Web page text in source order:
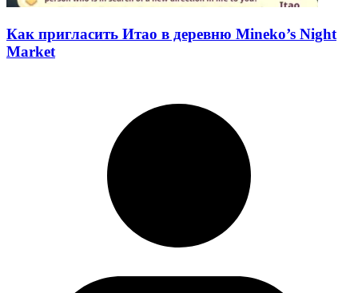
Как пригласить Итао в деревню Mineko’s Night
Market